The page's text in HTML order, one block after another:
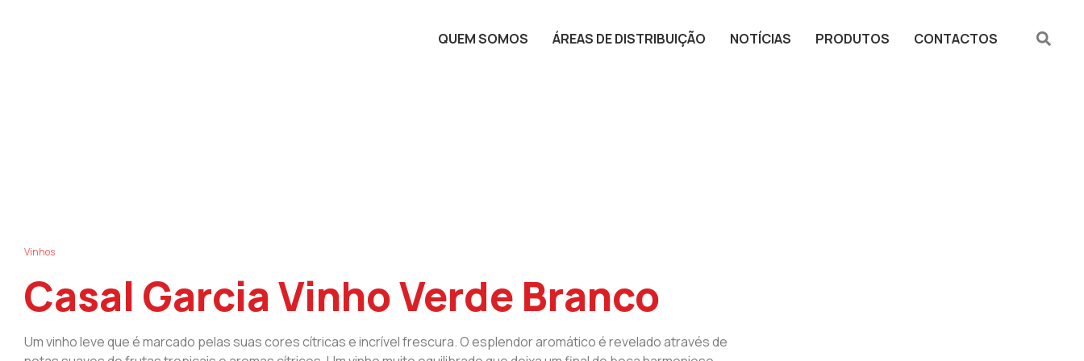
QUEM SOMOS ÁREAS DE DISTRIBUIÇÃO NOTÍCIAS PRODUTOS CONTACTOS
Vinhos
Casal Garcia Vinho Verde Branco
Um vinho leve que é marcado pelas suas cores cítricas e incrível frescura. O esplendor aromático é revelado através de